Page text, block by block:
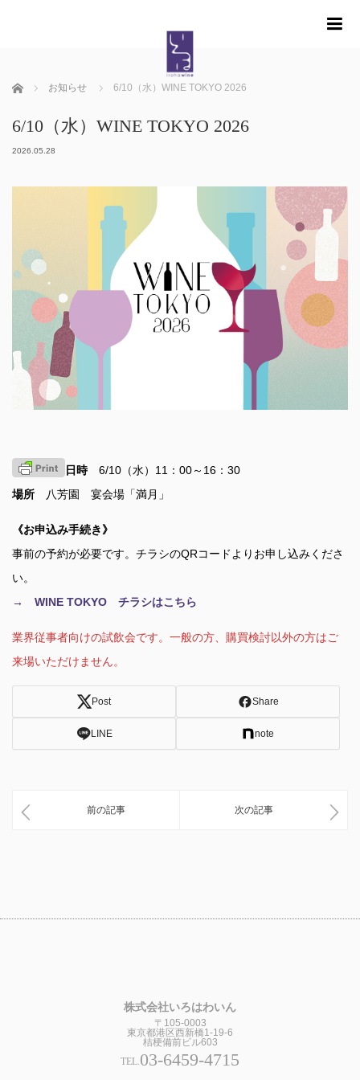
ホーム お知らせ 6/10（水）WINE TOKYO 2026
6/10（水）WINE TOKYO 2026
2026.05.28
日時 6/10（水）11：00～16：30
場所 八芳園 宴会場「満月」
《お申込み手続き》
事前の予約が必要です。チラシのQRコードよりお申し込みくださ
い。
→ WINE TOKYO チラシはこちら
業界従事者向けの試飲会です。一般の方、購買検討以外の方はご
来場いただけません。
Post Share
LINE note
前の記事 次の記事
株式会社いろはわいん
〒105-0003
東京都港区西新橋1-19-6
桔梗備前ビル603
TEL.03-6459-4715